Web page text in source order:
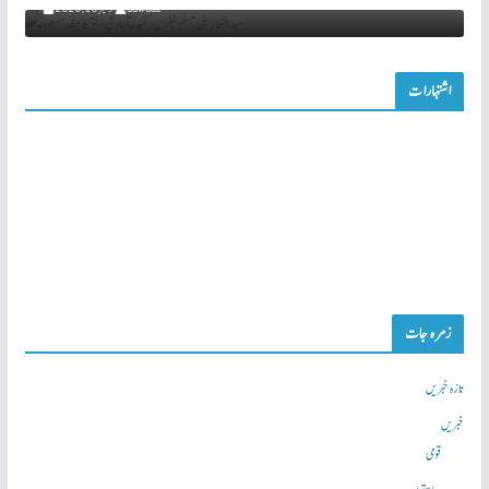
نومبر 16, 2020 aawaaz
اشتہارات
زمرہ جات
تازہ خبریں
خبریں
قومی